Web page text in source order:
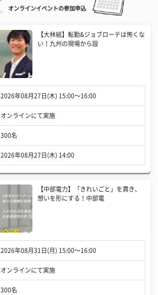
オンラインイベントの参加申込
【大林組】転勤&ジョブローテは怖くな
い！九州の現場から設
2026年08月27日(木) 15:00〜16:00
オンラインにて実施
300名
2026年08月27日(木) 14:00
【中部電力】「きれいごと」を貫き、
想いを形にする！中部電
2026年08月31日(月) 15:00〜16:00
オンラインにて実施
300名